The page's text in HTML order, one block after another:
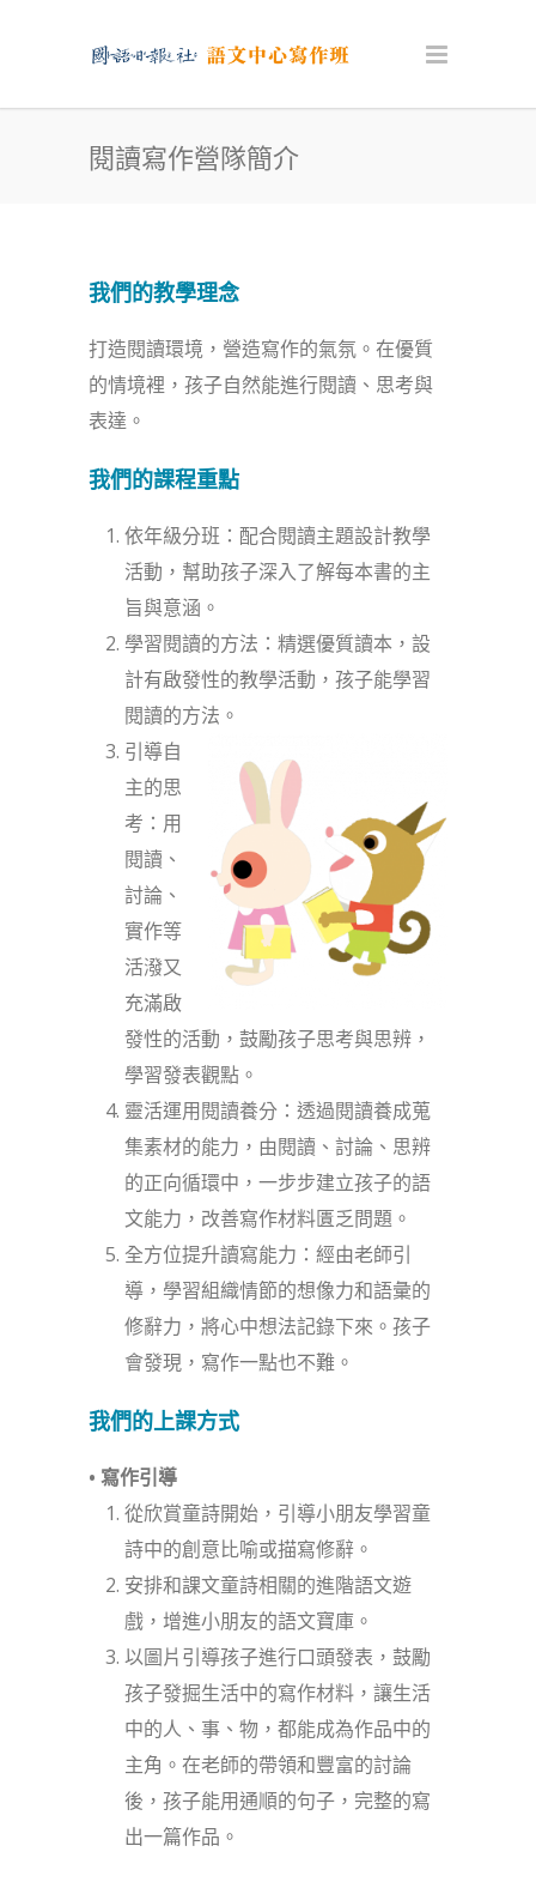
閱讀寫作營隊簡介
我們的教學理念
打造閱讀環境，營造寫作的氣氛。在優質
的情境裡，孩子自然能進行閱讀、思考與
表達。
我們的課程重點
依年級分班：配合閱讀主題設計教學
活動，幫助孩子深入了解每本書的主
旨與意涵。
學習閱讀的方法：精選優質讀本，設
計有啟發性的教學活動，孩子能學習
閱讀的方法。
引導自
主的思
考：用
閱讀、
討論、
實作等
活潑又
充滿啟
發性的活動，鼓勵孩子思考與思辨，
學習發表觀點。
靈活運用閱讀養分：透過閱讀養成蒐
集素材的能力，由閱讀、討論、思辨
的正向循環中，一步步建立孩子的語
文能力，改善寫作材料匱乏問題。
全方位提升讀寫能力：經由老師引
導，學習組織情節的想像力和語彙的
修辭力，將心中想法記錄下來。孩子
會發現，寫作一點也不難。
我們的上課方式
• 寫作引導
從欣賞童詩開始，引導小朋友學習童
詩中的創意比喻或描寫修辭。
安排和課文童詩相關的進階語文遊
戲，增進小朋友的語文寶庫。
以圖片引導孩子進行口頭發表，鼓勵
孩子發掘生活中的寫作材料，讓生活
中的人、事、物，都能成為作品中的
主角。在老師的帶領和豐富的討論
後，孩子能用通順的句子，完整的寫
出一篇作品。